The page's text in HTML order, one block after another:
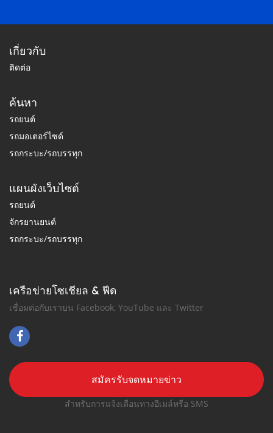
เกี่ยวกับ
ติดต่อ
ค้นหา
รถยนต์
รถมอเตอร์ไซด์
รถกระบะ/รถบรรทุก
แผนผังเว็บไซต์
รถยนต์
จักรยานยนต์
รถกระบะ/รถบรรทุก
เครือข่ายโซเชียล & ฟีด
เชื่อมต่อกับเราบน Facebook, YouTube และ Twitter
สมัครรับจดหมายข่าว
สำหรับการแจ้งเตือนทางอีเมล์หรือ SMS